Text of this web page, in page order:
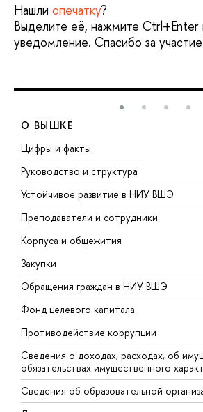
Нашли опечатку?
Выделите её, нажмите Ctrl+Enter
уведомление. Спасибо за
О ВЫШКЕ
Цифры и факты
Руководство и структура
Устойчивое развитие в НИУ ВШЭ
Преподаватели и сотрудники
Корпуса и общежития
Закупки
Обращения граждан в НИУ ВШЭ
Фонд целевого капитала
Противодействие коррупции
Сведения о доходах, расходах, об
обязательствах имущественного
Сведения об образовательной